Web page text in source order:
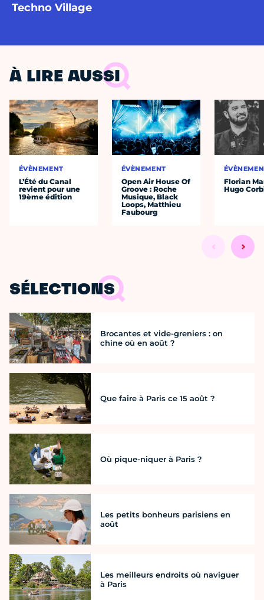
Techno Village
À LIRE AUSSI
ÉVÈNEMENT
L’Été du Canal
revient pour une
19ème édition
ÉVÈNEMENT
Open Air House Of
Groove : Roche
Musique, Black
Loops, Matthieu
Faubourg
Florian
Hugo
SÉLECTIONS
Brocantes et vide-greniers : on
chine où en août ?
Que faire à Paris ce 15 août ?
Où pique-niquer à Paris ?
Les petits bonheurs parisiens en
août
Les meilleurs endroits où naviguer
à Paris